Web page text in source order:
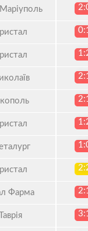
Фарма
Таврія